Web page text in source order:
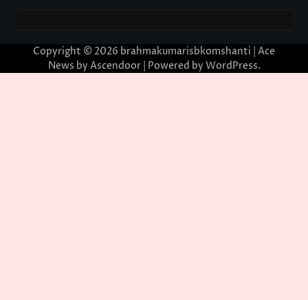
Copyright © 2026 brahmakumarisbkomshanti | Ace
News by Ascendoor| Powered by WordPress.